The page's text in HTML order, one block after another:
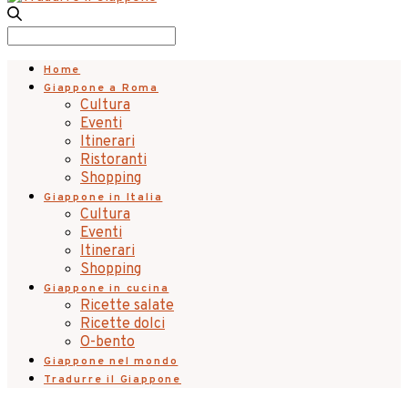
Home
Giappone a Roma
Cultura
Eventi
Itinerari
Ristoranti
Shopping
Giappone in Italia
Cultura
Eventi
Itinerari
Shopping
Giappone in cucina
Ricette salate
Ricette dolci
O-bento
Giappone nel mondo
Tradurre il Giappone